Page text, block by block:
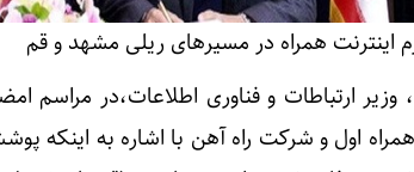
همراه در مسیرهای ریلی مشهد و قم
ارتباطات و فناوری اطلاعات،در مراسم
بین همراه اول و شرکت راه آهن با اشاره به